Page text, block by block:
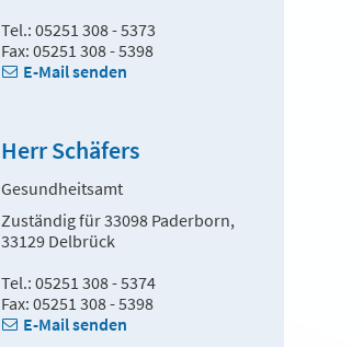
Tel.: 05251 308 - 5373
Fax: 05251 308 - 5398
E-Mail senden
Herr Schäfers
Gesundheitsamt
Zuständig für 33098 Paderborn,
33129 Delbrück
Tel.: 05251 308 - 5374
Fax: 05251 308 - 5398
E-Mail senden